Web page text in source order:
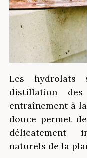
Les
distillation
entraînement à
douce permet
délicatement
naturels de la